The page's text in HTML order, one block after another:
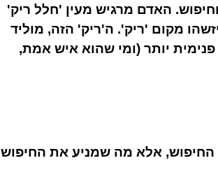
האדם מרגיש מעין 'חלל ריק'
מקום 'ריק'. ה'ריק' הזה, מוליד
יותר (ומי שהוא איש אמת,
החיפוש, אלא מה שמניע את החיפוש